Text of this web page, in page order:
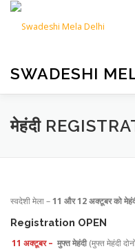
Skip
content
SWADESHI
ABOUT SWADESHI
GALLERY CONTACT
मेहंदी
स्वदेशी मेला –11 और 12 अक्टूबर को
Registration OPEN
11 अक्टूबर – मुफ्त मेहंदी(मुफ्त मेहंदी